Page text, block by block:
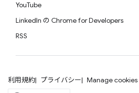
YouTube
LinkedIn の Chrome for Developers
RSS
利用規約 プライバシー Manage cookies